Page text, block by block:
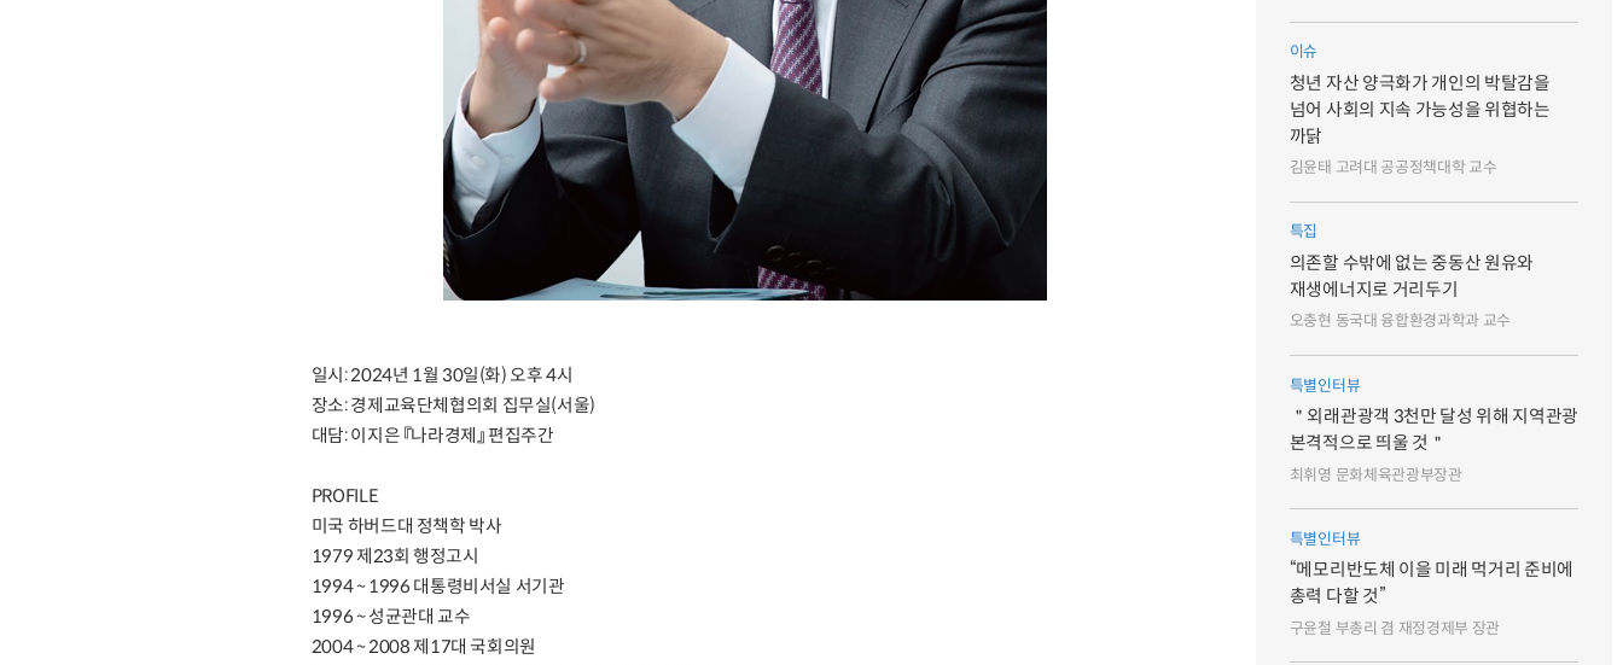
일시: 2024년 1월 30일(화) 오후 4시
장소: 경제교육단체협의회 집무실(서울)
대담: 이지은 『나라경제』 편집주간
PROFILE
미국 하버드대 정책학 박사
1979 제23회 행정고시
1994 ~ 1996 대통령비서실 서기관
1996 ~ 성균관대 교수
2004 ~ 2008 제17대 국회의원
이슈
청년 자산 양극화가 개인의 박탈감을
넘어 사회의 지속 가능성을 위협하는
까닭
김윤태 고려대 공공정책대학 교수
특집
의존할 수밖에 없는 중동산 원유와
재생에너지로 거리두기
오충현 동국대 융합환경과학과 교수
특별인터뷰
＂외래관광객 3천만 달성 위해 지역관광
본격적으로 띄울 것＂
최휘영 문화체육관광부장관
특별인터뷰
“메모리반도체 이을 미래 먹거리 준비에
총력 다할 것”
구윤철 부총리 겸 재정경제부 장관